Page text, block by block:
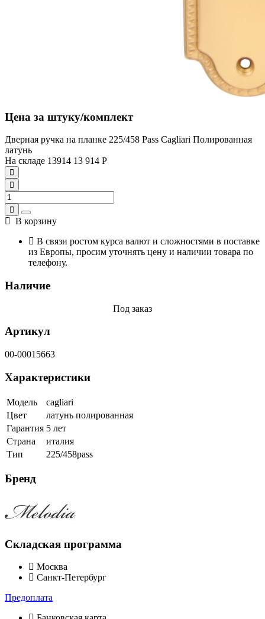
Цена за штуку/комплект
Дверная ручка на планке 225/458 Pass Cagliari Полированная
латунь
На складе 13914 13 914 Р
В корзину
В связи ростом курса валют и сложностями в поставке
из Европы, просим уточнять цену и наличии товара по
телефону.
Наличие
Под заказ
Артикул
00-00015663
Характеристики
Модель
cagliari
Цвет
латунь полированная
Гарантия 5 лет
Страна
италия
Тип
225/458pass
Бренд
Складская программа
Москва
Санкт-Петербург
Предоплата